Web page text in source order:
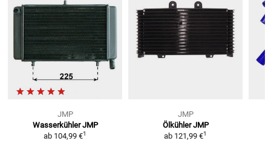
JMP
Wasserkühler JMP
ab 104,99 €1
JMP
Ölkühler JMP
ab 121,99 €1